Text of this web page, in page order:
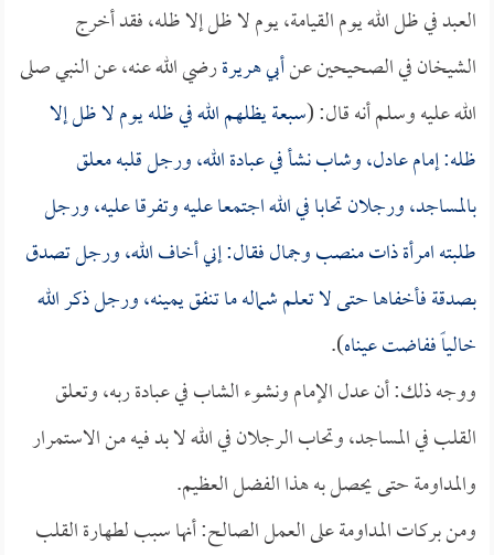
العبد في ظل الله يوم القيامة، يوم لا ظل إلا ظله، فقد أخرج
الشيخان في الصحيحين عنأبي هريرةرضي الله عنه، عن النبي صلى
الله عليه وسلم أنه قال: (سبعة يظلهم الله في ظله يوم لا ظل إلا
ظله: إمام عادل، وشاب نشأ في عبادة الله، ورجل قلبه معلق
بالمساجد، ورجلان تحابا في الله اجتمعا عليه وتفرقا عليه، ورجل
طلبته امرأة ذات منصب وجمال فقال: إني أخاف الله، ورجل تصدق
بصدقة فأخفاها حتى لا تعلم شماله ما تنفق يمينه، ورجل ذكر الله
خالياً ففاضت عيناه).
ووجه ذلك: أن عدل الإمام ونشوء الشاب في عبادة ربه، وتعلق
القلب في المساجد، وتحاب الرجلان في الله لا بد فيه من الاستمرار
والمداومة حتى يحصل به هذا الفضل العظيم.
ومن بركات المداومة على العمل الصالح: أنها سبب لطهارة القلب